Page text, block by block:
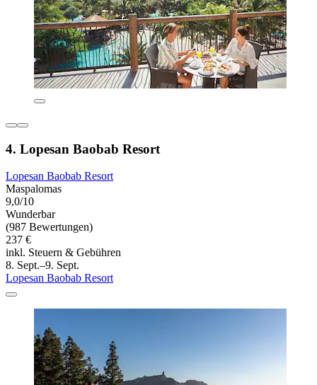
4. Lopesan Baobab Resort
Lopesan Baobab Resort
Maspalomas
9,0/10
Wunderbar
(987 Bewertungen)
237 €
inkl. Steuern & Gebühren
8. Sept.–9. Sept.
Lopesan Baobab Resort